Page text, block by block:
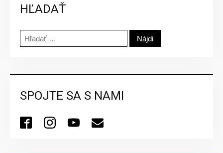
HĽADAŤ
Hľadať:
SPOJTE SA S NAMI